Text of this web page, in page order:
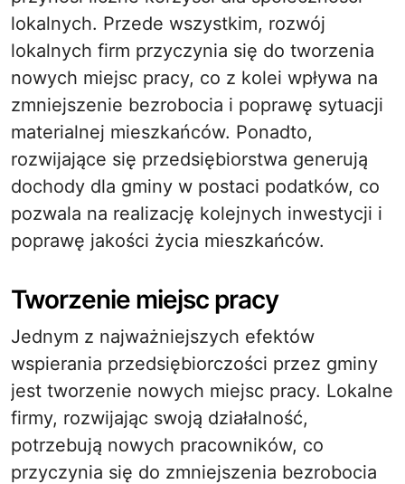
lokalnych. Przede wszystkim, rozwój
lokalnych firm przyczynia się do tworzenia
nowych miejsc pracy, co z kolei wpływa na
zmniejszenie bezrobocia i poprawę sytuacji
materialnej mieszkańców. Ponadto,
rozwijające się przedsiębiorstwa generują
dochody dla gminy w postaci podatków, co
pozwala na realizację kolejnych inwestycji i
poprawę jakości życia mieszkańców.
Tworzenie miejsc pracy
Jednym z najważniejszych efektów
wspierania przedsiębiorczości przez gminy
jest tworzenie nowych miejsc pracy. Lokalne
firmy, rozwijając swoją działalność,
potrzebują nowych pracowników, co
przyczynia się do zmniejszenia bezrobocia